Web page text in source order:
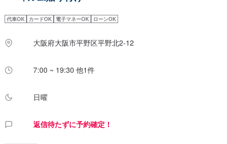
代車OK カードOK 電子マネーOK ローンOK
大阪府大阪市平野区平野北2-12
7:00 ~ 19:30 他1件
日曜
返信待たずに予約確定！